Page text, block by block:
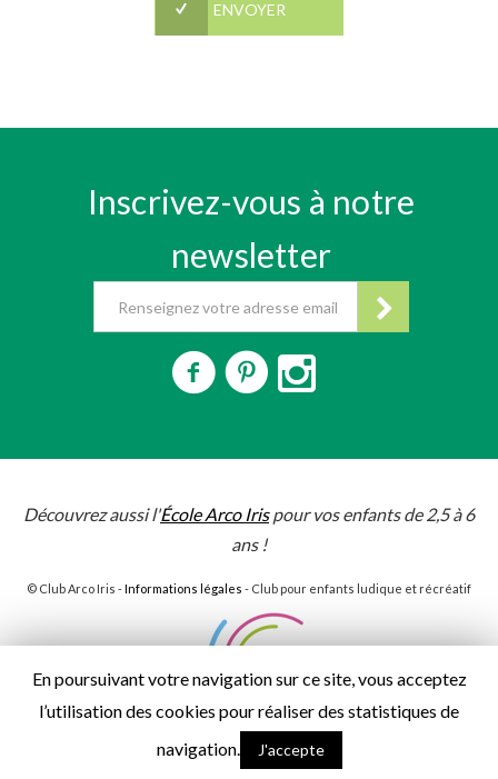
Inscrivez-vous à notre
newsletter
Découvrez aussi l'École Arco Irispour vos enfants de 2,5 à 6
ans !
© Club Arco Iris -Informations légales - Club pour enfants ludique et récréatif
En poursuivant votre navigation sur ce site, vous acceptez
l’utilisation des cookies pour réaliser des statistiques de
navigation.
J'accepte